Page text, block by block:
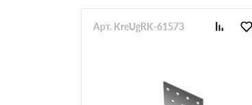
Арт. KreUgRK-61573